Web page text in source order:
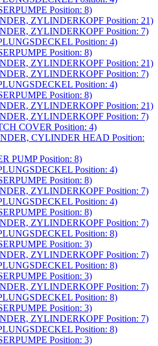
Position: 8)
ZYLINDERKOPF Position: 21)
ZYLINDERKOPF Position: 7)
Position: 4)
Position: 8)
ZYLINDERKOPF Position: 21)
ZYLINDERKOPF Position: 7)
Position: 4)
Position: 8)
ZYLINDERKOPF Position: 21)
ZYLINDERKOPF Position: 7)
COVER Position: 4)
CYLINDER HEAD Position:
PUMP Position: 8)
Position: 4)
Position: 8)
ZYLINDERKOPF Position: 7)
Position: 4)
Position: 8)
ZYLINDERKOPF Position: 7)
Position: 8)
Position: 3)
ZYLINDERKOPF Position: 7)
Position: 8)
Position: 3)
ZYLINDERKOPF Position: 7)
Position: 8)
Position: 3)
ZYLINDERKOPF Position: 7)
Position: 8)
Position: 3)